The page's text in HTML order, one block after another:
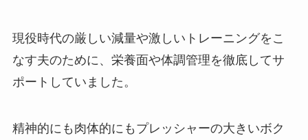
現役時代の厳しい減量や激しいトレーニングをこ
なす夫のために、栄養面や体調管理を徹底してサ
ポートしていました。
精神的にも肉体的にもプレッシャーの大きいボク